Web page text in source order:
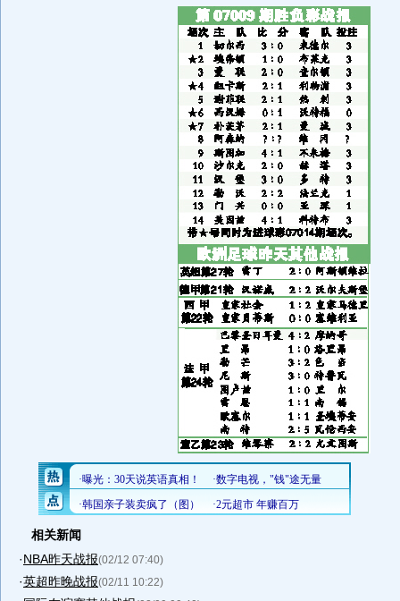
相关新闻
·NBA昨天战报(02/12 07:40)
·英超昨晚战报(02/11 10:22)